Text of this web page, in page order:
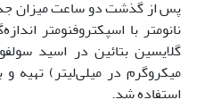
نانومتر با اسپکتروفنومتر
میکروگرم در میلی‌لیتر) تهیه
استفاده شد.